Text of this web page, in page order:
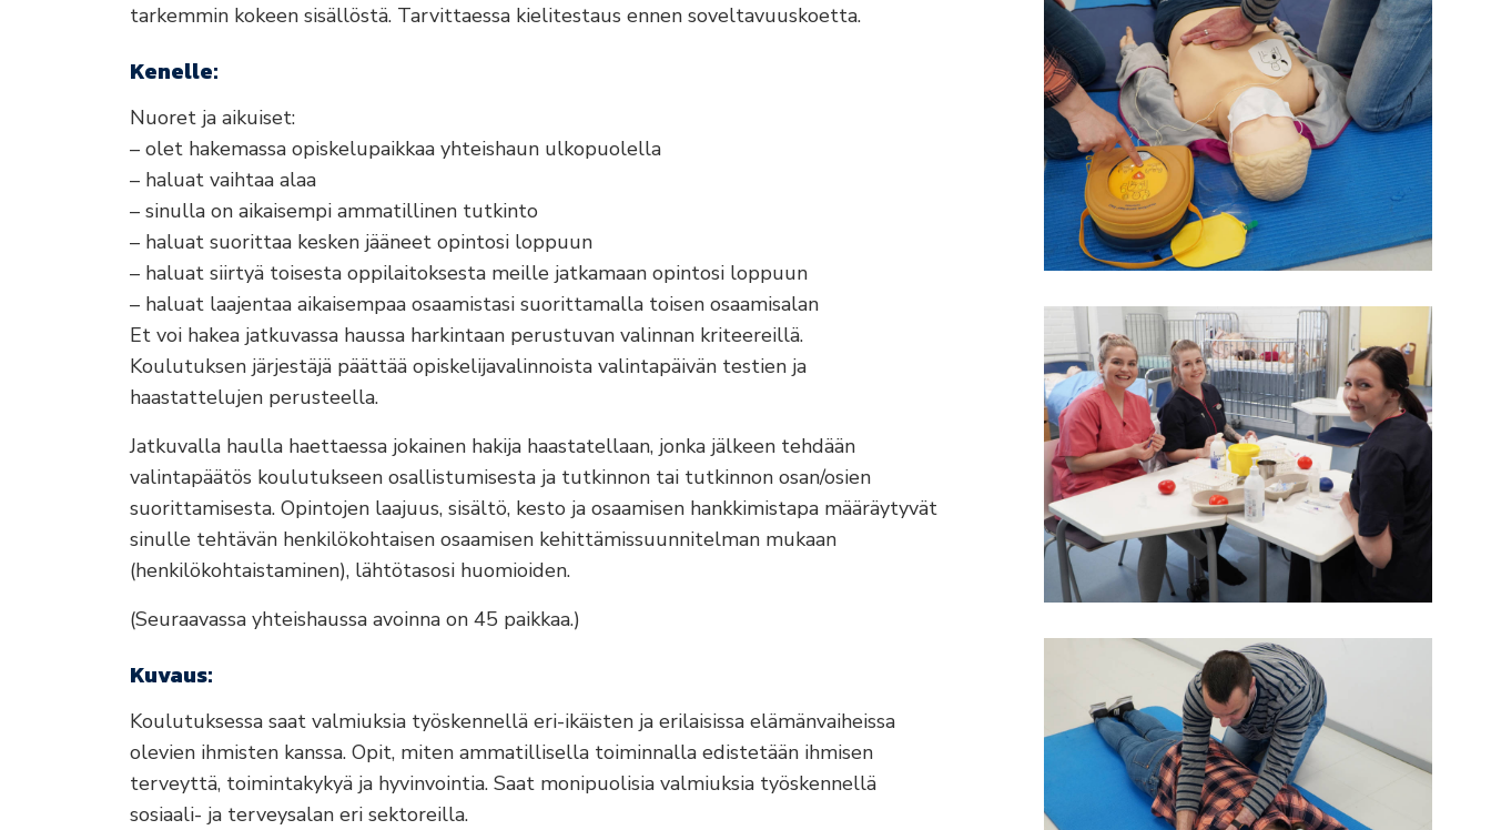
tarkemmin kokeen sisällöstä. Tarvittaessa kielitestaus ennen soveltavuuskoetta.
Kenelle:
Nuoret ja aikuiset:
– olet hakemassa opiskelupaikkaa yhteishaun ulkopuolella
– haluat vaihtaa alaa
– sinulla on aikaisempi ammatillinen tutkinto
– haluat suorittaa kesken jääneet opintosi loppuun
– haluat siirtyä toisesta oppilaitoksesta meille jatkamaan opintosi loppuun
– haluat laajentaa aikaisempaa osaamistasi suorittamalla toisen osaamisalan
Et voi hakea jatkuvassa haussa harkintaan perustuvan valinnan kriteereillä.
Koulutuksen järjestäjä päättää opiskelijavalinnoista valintapäivän testien ja
haastattelujen perusteella.
Jatkuvalla haulla haettaessa jokainen hakija haastatellaan, jonka jälkeen tehdään
valintapäätös koulutukseen osallistumisesta ja tutkinnon tai tutkinnon osan/osien
suorittamisesta. Opintojen laajuus, sisältö, kesto ja osaamisen hankkimistapa määräytyvät
sinulle tehtävän henkilökohtaisen osaamisen kehittämissuunnitelman mukaan
(henkilökohtaistaminen), lähtötasosi huomioiden.
(Seuraavassa yhteishaussa avoinna on 45 paikkaa.)
Kuvaus:
Koulutuksessa saat valmiuksia työskennellä eri-ikäisten ja erilaisissa elämänvaiheissa
olevien ihmisten kanssa. Opit, miten ammatillisella toiminnalla edistetään ihmisen
terveyttä, toimintakykyä ja hyvinvointia. Saat monipuolisia valmiuksia työskennellä
sosiaali- ja terveysalan eri sektoreilla.